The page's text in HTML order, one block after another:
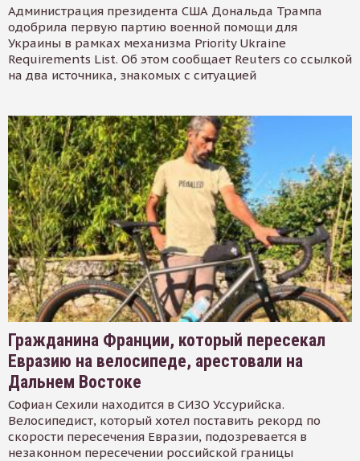
Администрация президента США Дональда Трампа
одобрила первую партию военной помощи для
Украины в рамках механизма Priority Ukraine
Requirements List. Об этом сообщает Reuters со ссылкой
на два источника, знакомых с ситуацией
Гражданина Франции, который пересекал
Евразию на велосипеде, арестовали на
Дальнем Востоке
Софиан Сехили находится в СИЗО Уссурийска.
Велосипедист, который хотел поставить рекорд по
скорости пересечения Евразии, подозревается в
незаконном пересечении российской границы